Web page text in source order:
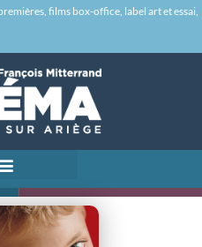
films box-office, label art et essai,